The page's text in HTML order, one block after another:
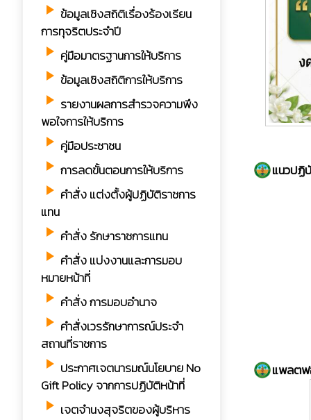
play_arrow ข้อมูลเชิงสถิติเรื่องร้องเรียน
การทุจริตประจำปี
play_arrow คู่มือมาตรฐานการให้บริการ
play_arrow ข้อมูลเชิงสถิติการให้บริการ
play_arrow รายงานผลการสำรวจความพึง
พอใจการให้บริการ
play_arrow คู่มือประชาชน
play_arrow การลดขั้นตอนการให้บริการ
play_arrow คำสั่ง แต่งตั้งผู้ปฏิบัติราชการ
แทน
play_arrow คำสั่ง รักษาราชการแทน
play_arrow คำสั่ง แบ่งงานและการมอบ
หมายหน้าที่
play_arrow คำสั่ง การมอบอำนาจ
play_arrow คำสั่งเวรรักษาการณ์ประจำ
สถานที่ราชการ
play_arrow ประกาศเจตนารมณ์นโยบาย No
Gift Policy จากการปฏิบัติหน้าที่
play_arrow เจตจำนงสุจริตของผู้บริหาร
แนวปฏิ
แพลตฟ